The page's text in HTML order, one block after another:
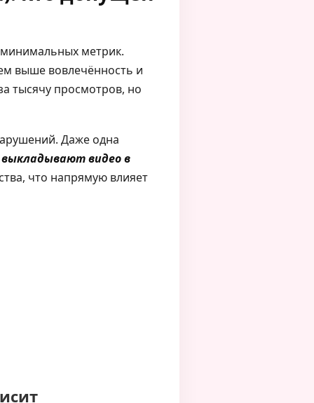
минимальных метрик.
выше вовлечённость и
тысячу просмотров, но
Даже одна
выкладывают видео в
что напрямую влияет